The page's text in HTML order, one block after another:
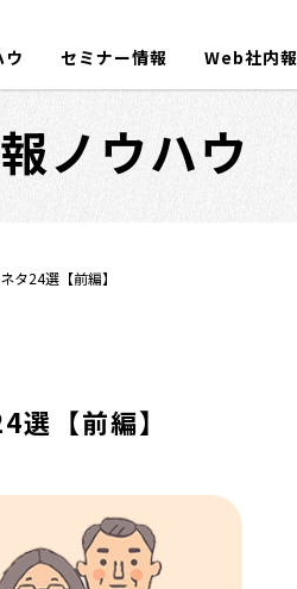
セミナー情報 Web社内報
ノウハウ
タ24選【前編】
【前編】